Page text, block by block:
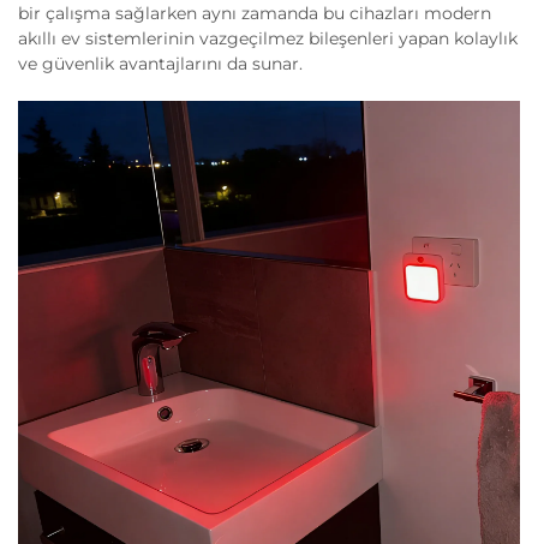
bir çalışma sağlarken aynı zamanda bu cihazları modern
akıllı ev sistemlerinin vazgeçilmez bileşenleri yapan kolaylık
ve güvenlik avantajlarını da sunar.